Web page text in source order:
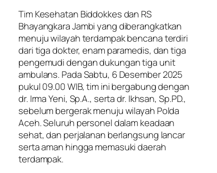
Tim Kesehatan Biddokkes dan RS
Bhayangkara Jambi yang diberangkatkan
menuju wilayah terdampak bencana terdiri
dari tiga dokter, enam paramedis, dan tiga
pengemudi dengan dukungan tiga unit
ambulans. Pada Sabtu, 6 Desember 2025
pukul 09.00 WIB, tim ini bergabung dengan
dr. Irma Yeni, Sp.A., serta dr. Ikhsan, Sp.PD.,
sebelum bergerak menuju wilayah Polda
Aceh. Seluruh personel dalam keadaan
sehat, dan perjalanan berlangsung lancar
serta aman hingga memasuki daerah
terdampak.